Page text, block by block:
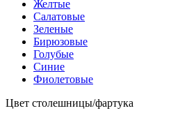
Желтые
Салатовые
Зеленые
Бирюзовые
Голубые
Синие
Фиолетовые
Цвет столешницы/фартука